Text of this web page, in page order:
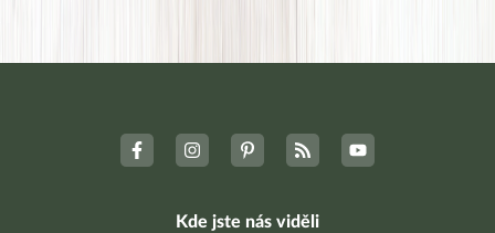
Kde jste nás viděli